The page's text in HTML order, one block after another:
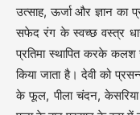
उत्साह, ऊर्जा और ज्ञान का
सफेद रंग के स्वच्छ वस्त्र
प्रतिमा स्थापित करके कलश
किया जाता है। देवी को
के फूल, पीला चंदन, केसरिया